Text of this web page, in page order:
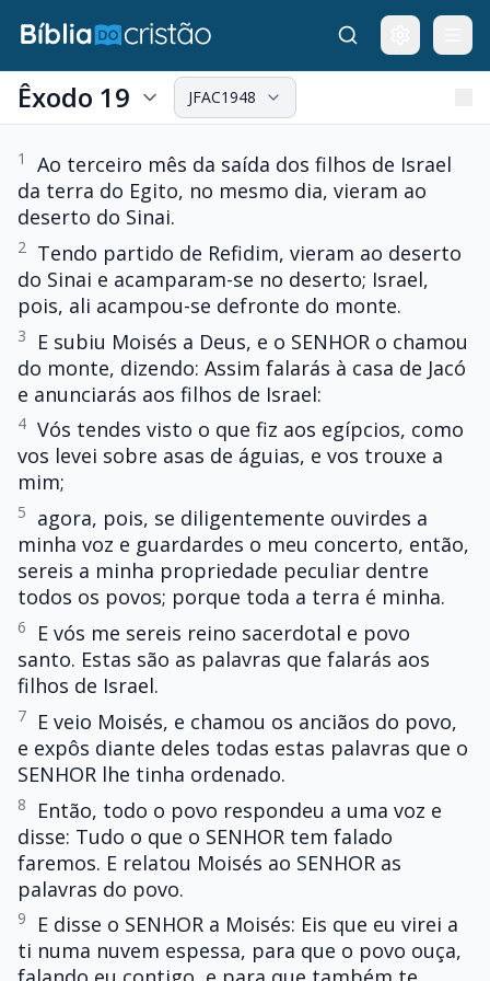
Êxodo 19 JFAC1948
1
Ao terceiro mês da saída dos filhos de Israel
da terra do Egito, no mesmo dia, vieram ao
deserto do Sinai.
2
Tendo partido de Refidim, vieram ao deserto
do Sinai e acamparam-se no deserto; Israel,
pois, ali acampou-se defronte do monte.
3
E subiu Moisés a Deus, e o SENHOR o chamou
do monte, dizendo: Assim falarás à casa de Jacó
e anunciarás aos filhos de Israel:
4 Vós tendes visto o que fiz aos egípcios, como
vos levei sobre asas de águias, e vos trouxe a
mim;
5
agora, pois, se diligentemente ouvirdes a
minha voz e guardardes o meu concerto, então,
sereis a minha propriedade peculiar dentre
todos os povos; porque toda a terra é minha.
6
E vós me sereis reino sacerdotal e povo
santo. Estas são as palavras que falarás aos
filhos de Israel.
7
E veio Moisés, e chamou os anciãos do povo,
e expôs diante deles todas estas palavras que o
SENHOR lhe tinha ordenado.
8
Então, todo o povo respondeu a uma voz e
disse: Tudo o que o SENHOR tem falado
faremos. E relatou Moisés ao SENHOR as
palavras do povo.
9
E disse o SENHOR a Moisés: Eis que eu virei a
ti numa nuvem espessa, para que o povo ouça,